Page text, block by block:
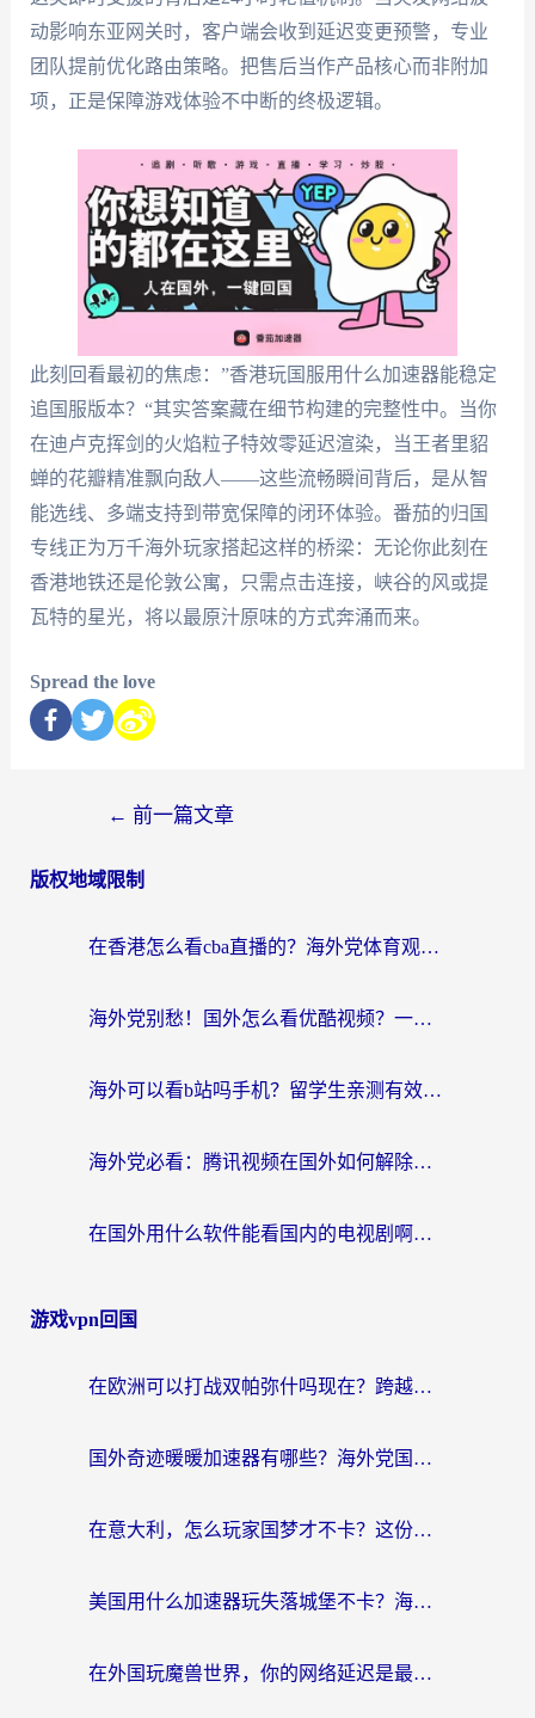
动影响东亚网关时，客户端会收到延迟变更预警，专业
团队提前优化路由策略。把售后当作产品核心而非附加
项，正是保障游戏体验不中断的终极逻辑。
此刻回看最初的焦虑：”香港玩国服用什么加速器能稳定
追国服版本？“其实答案藏在细节构建的完整性中。当你
在迪卢克挥剑的火焰粒子特效零延迟渲染，当王者里貂
蝉的花瓣精准飘向敌人——这些流畅瞬间背后，是从智
能选线、多端支持到带宽保障的闭环体验。番茄的归国
专线正为万千海外玩家搭起这样的桥梁：无论你此刻在
香港地铁还是伦敦公寓，只需点击连接，峡谷的风或提
瓦特的星光，将以最原汁原味的方式奔涌而来。
Spread the love
← 前一篇文章
版权地域限制
在香港怎么看cba直播的？海外党体育观赛终极指南：告别版权限制，畅享中文解说
海外党别愁！国外怎么看优酷视频？一招解决追剧、看直播难题
海外可以看b站吗手机？留学生亲测有效的回国加速指南
海外党必看：腾讯视频在国外如何解除地域限制？附优酷咪咕使用指南
在国外用什么软件能看国内的电视剧啊？留学生亲测有效的回国加速方案
游戏vpn回国
在欧洲可以打战双帕弥什吗现在？跨越延迟墙的实战指南
国外奇迹暖暖加速器有哪些？海外党国服游戏畅玩终极指南（附亲测推荐）
在意大利，怎么玩家国梦才不卡？这份终极加速指南请收好
美国用什么加速器玩失落城堡不卡？海外党亲测有效的国服游戏加速指南
在外国玩魔兽世界，你的网络延迟是最大的敌人